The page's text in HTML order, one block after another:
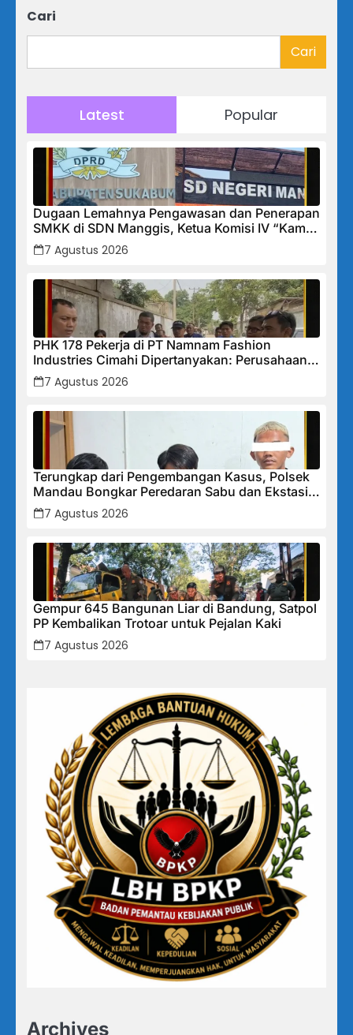
Cari
Cari
Latest Popular
Dugaan Lemahnya Pengawasan dan Penerapan
SMKK di SDN Manggis, Ketua Komisi IV “Kami
Tidak Akan Segan Menindak”
7 Agustus 2026
PHK 178 Pekerja di PT Namnam Fashion
Industries Cimahi Dipertanyakan: Perusahaan
Klaim Rugi, Laporan Keuangan Justru
Tunjukkan Penurunan Laba.
7 Agustus 2026
Terungkap dari Pengembangan Kasus, Polsek
Mandau Bongkar Peredaran Sabu dan Ekstasi
di Air Jamban, Tiga Pelaku Diamankan
7 Agustus 2026
Gempur 645 Bangunan Liar di Bandung, Satpol
PP Kembalikan Trotoar untuk Pejalan Kaki
7 Agustus 2026
Archives